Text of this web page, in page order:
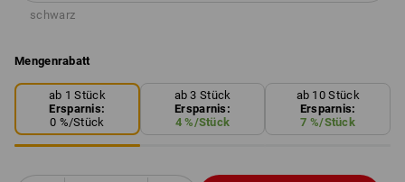
schwarz
Mengenrabatt
ab 1 Stück
Ersparnis:
0 %/Stück
ab 3 Stück
Ersparnis:
4%/Stück
ab 10 Stück
Ersparnis:
7 %/Stück